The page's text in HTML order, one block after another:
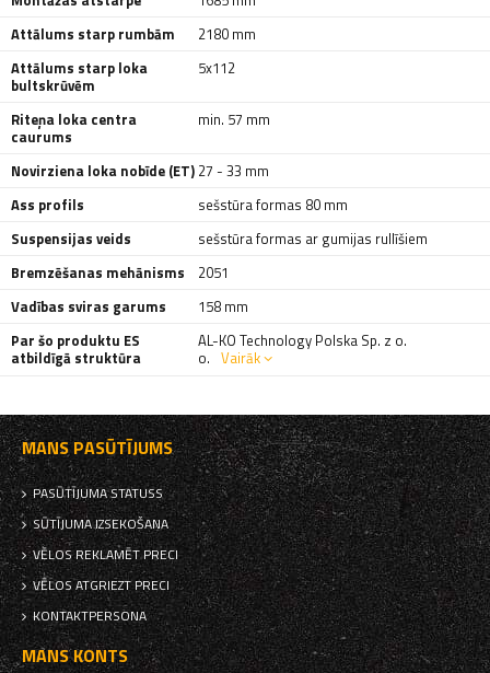
Attālums starp rumbām
2180 mm
Attālums starp loka
bultskrūvēm
5x112
Riteņa loka centra
caurums
min. 57 mm
Novirziena loka nobīde (ET) 27 - 33 mm
Ass profils
sešstūra formas 80 mm
Suspensijas veids
sešstūra formas ar gumijas rullīšiem
Bremzēšanas mehānisms
2051
Vadības sviras garums
158 mm
Par šo produktu ES
atbildīgā struktūra
AL-KO Technology Polska Sp. z o.
o. Vairāk
MANS PASŪTĪJUMS
PASŪTĪJUMA STATUSS
SŪTĪJUMA IZSEKOŠANA
VĒLOS REKLAMĒT PRECI
VĒLOS ATGRIEZT PRECI
KONTAKTPERSONA
MANS KONTS